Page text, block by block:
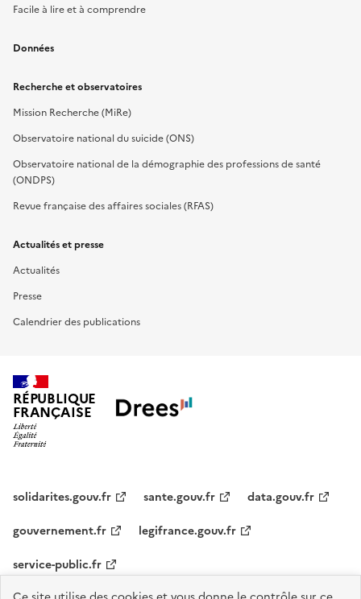
Facile à lire et à comprendre
Données
Recherche et observatoires
Mission Recherche (MiRe)
Observatoire national du suicide (ONS)
Observatoire national de la démographie des professions de santé
(ONDPS)
Revue française des affaires sociales (RFAS)
Actualités et presse
Actualités
Presse
Calendrier des publications
RÉPUBLIQUE
FRANÇAISE
solidarites.gouv.fr sante.gouv.fr
data.gouv.fr
gouvernement.fr
legifrance.gouv.fr
service-public.fr